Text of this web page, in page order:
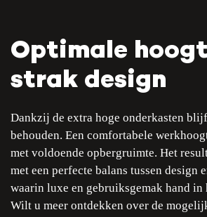
Optimale
strak design
Dankzij de extra hoge onderkasten
behouden. Een comfortabele
met voldoende opbergruimte. Het
met een perfecte balans tussen design
waarin luxe en gebruiksgemak hand in
Wilt u meer ontdekken over de